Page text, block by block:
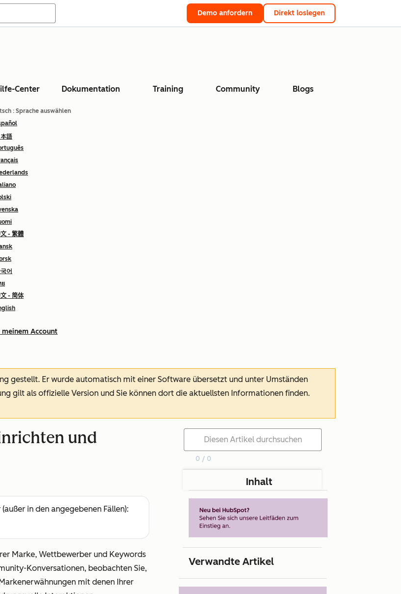
Demo anfordern Direkt loslegen
Center Dokumentation Training Community Blogs
: Sprache auswählen
語
- 繁體
어
ย
- 简体
meinem Account
gestellt. Er wurde automatisch mit einer Software übersetzt und unter Umständen
gilt als offizielle Version und Sie können dort die aktuellsten Informationen finden.
und
in den angegebenen Fällen):
Marke, Wettbewerber und Keywords
Konversationen, beobachten Sie,
mit denen Ihrer
0 / 0
Inhalt
Verwandte Artikel